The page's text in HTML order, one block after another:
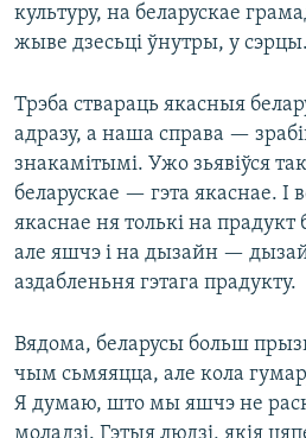
культуру, на беларускае
жыве дзесьці ўнутры, у сэрцы.
Трэба ствараць якасныя
адразу, а наша справа —
знакамітымі. Ужо зьявіўся
беларускае — гэта якаснае. І
якаснае ня толькі на
але яшчэ і на дызайн —
аздабленьня гэтага прадукту.
Вядома, беларусы больш
чым сьмяяцца, але кола
Я думаю, што мы яшчэ не